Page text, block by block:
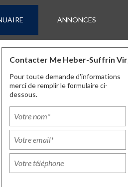
ANNONCES
Contacter Me Heber-Suffrin
Pour toute demande d'informations
merci de remplir le formulaire ci-
dessous.